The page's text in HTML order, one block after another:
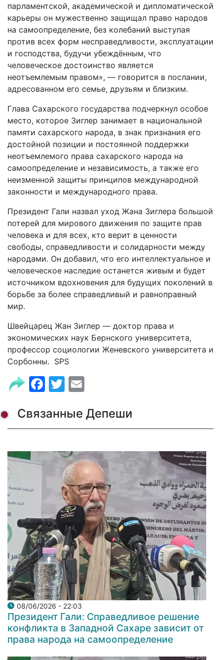
парламентской, академической и дипломатической
карьеры он мужественно защищал право народов
на самоопределение, без колебаний выступая
против всех форм несправедливости, эксплуатации
и господства, будучи убеждённым, что
человеческое достоинство является
неотъемлемым правом», — говорится в послании,
адресованном его семье, друзьям и близким.
Глава Сахарского государства подчеркнул особое
место, которое Зиглер занимает в национальной
памяти сахарского народа, в знак признания его
достойной позиции и постоянной поддержки
неотъемлемого права сахарского народа на
самоопределение и независимость, а также его
неизменной защиты принципов международной
законности и международного права.
Президент Гали назвал уход Жана Зиглера большой
потерей для мирового движения по защите прав
человека и для всех, кто верит в ценности
свободы, справедливости и солидарности между
народами. Он добавил, что его интеллектуальное и
человеческое наследие останется живым и будет
источником вдохновения для будущих поколений в
борьбе за более справедливый и равноправный
мир.
Швейцарец Жан Зиглер — доктор права и
экономических наук Бернского университета,
профессор социологии Женевского университета и
Сорбонны. SPS
Facebook
Twitter
Связанные Депеши
08/06/2026 - 22:03
Президент Гали: Справедливое решение
конфликта в Западной Сахаре зависит от
права народа на самоопределение